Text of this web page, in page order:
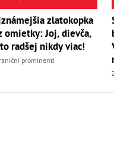
zlatokopka
omietky: Joj, dievča,
radšej nikdy viac!
prominenti